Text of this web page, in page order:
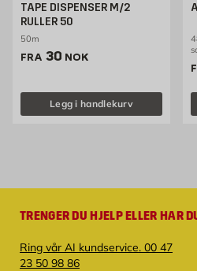
TAPE DISPENSER M/2
RULLER 50
50m
FRA Pris 30 NOK /stk
30 NOK
Legg i handlekurv
TRENGER DU HJELP ELLER HAR
Ring vår AI kundservice. 00 47
23 50 98 86